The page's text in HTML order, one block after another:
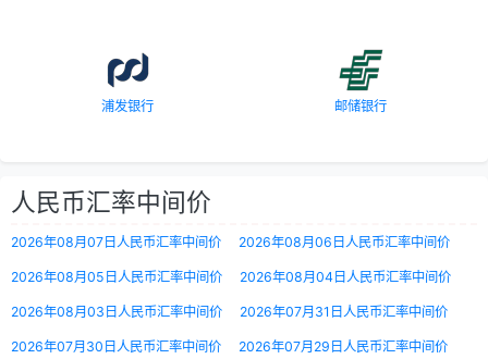
浦发银行 邮储银行
人民币汇率中间价
2026年08月07日人民币汇率中间价 2026年08月06日人民币汇率中间价
2026年08月05日人民币汇率中间价 2026年08月04日人民币汇率中间价
2026年08月03日人民币汇率中间价 2026年07月31日人民币汇率中间价
2026年07月30日人民币汇率中间价 2026年07月29日人民币汇率中间价